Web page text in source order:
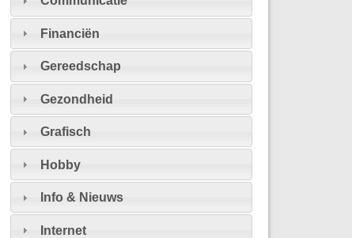
Financiën
Gereedschap
Gezondheid
Grafisch
Hobby
Info & Nieuws
Internet